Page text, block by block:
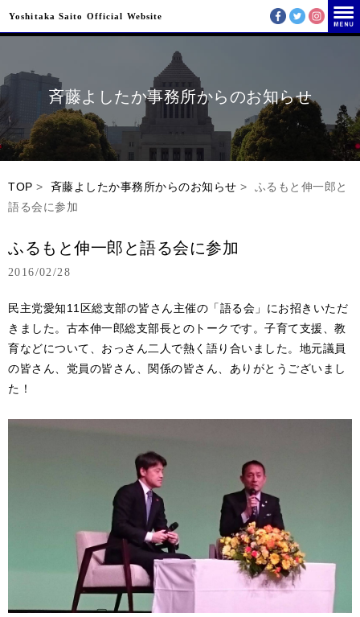
Yoshitaka Saito Official Website
斉藤よしたか事務所からのお知らせ
TOP > 斉藤よしたか事務所からのお知らせ > ふるもと伸一郎と
語る会に参加
ふるもと伸一郎と語る会に参加
2016/02/28
民主党愛知11区総支部の皆さん主催の「語る会」にお招きいただ
きました。古本伸一郎総支部長とのトークです。子育て支援、教
育などについて、おっさん二人で熱く語り合いました。地元議員
の皆さん、党員の皆さん、関係の皆さん、ありがとうございまし
た！